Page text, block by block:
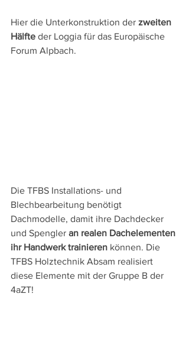
Hier die Unterkonstruktion der zweiten
Hälfte der Loggia für das Europäische
Forum Alpbach.
Die TFBS Installations- und
Blechbearbeitung benötigt
Dachmodelle, damit ihre Dachdecker
und Spengler an realen Dachelementen
ihr Handwerk trainieren können. Die
TFBS Holztechnik Absam realisiert
diese Elemente mit der Gruppe B der
4aZT!